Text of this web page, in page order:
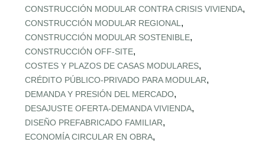
CONSTRUCCIÓN MODULAR CONTRA CRISIS VIVIENDA,
CONSTRUCCIÓN MODULAR REGIONAL ,
CONSTRUCCIÓN MODULAR SOSTENIBLE,
CONSTRUCCIÓN OFF‑SITE,
COSTES Y PLAZOS DE CASAS MODULARES,
CRÉDITO PÚBLICO‑PRIVADO PARA MODULAR,
DEMANDA Y PRESIÓN DEL MERCADO,
DESAJUSTE OFERTA‑DEMANDA VIVIENDA,
DISEÑO PREFABRICADO FAMILIAR,
ECONOMÍA CIRCULAR EN OBRA,